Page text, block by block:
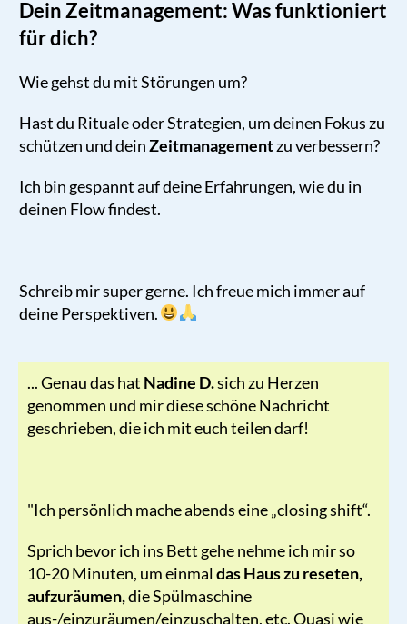
Dein Zeitmanagement: Was funktioniert
für dich?
Wie gehst du mit Störungen um?
Hast du Rituale oder Strategien, um deinen Fokus zu
schützen und deinZeitmanagementzu verbessern?
Ich bin gespannt auf deine Erfahrungen, wie du in
deinen Flow findest.
Schreib mir super gerne. Ich freue mich immer auf
deine Perspektiven.
... Genau das hat Nadine D.sich zu Herzen
genommen und mir diese schöne Nachricht
geschrieben, die ich mit euch teilen darf!
"Ich persönlich mache abends eine „closing shift“.
Sprich bevor ich ins Bett gehe nehme ich mir so
10-20 Minuten, um einmaldas Haus zu reseten,
aufzuräumen,die Spülmaschine
aus-/einzuräumen/einzuschalten, etc. Quasi wie